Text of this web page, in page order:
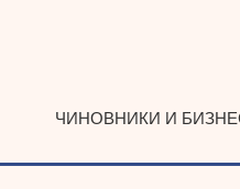
ЧИНОВНИКИ И